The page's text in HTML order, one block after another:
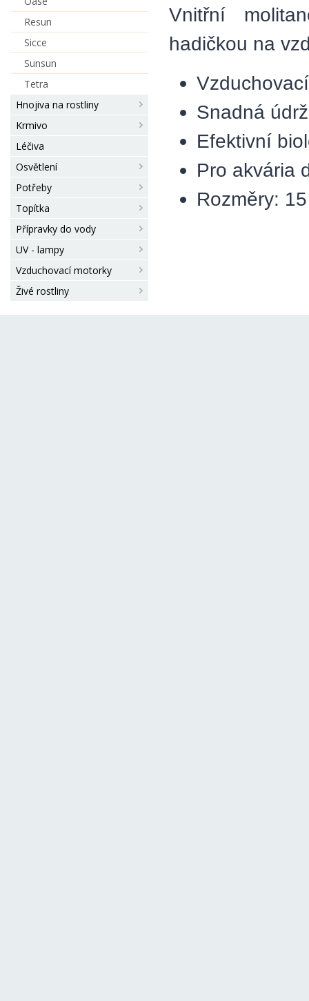
Resun
Sicce
Sunsun
Tetra
Hnojiva na rostliny
Krmivo
Léčiva
Osvětlení
Potřeby
Topítka
Přípravky do vody
UV - lampy
Vzduchovací motorky
Živé rostliny
Vnitřní
hadičkou na
Snadná
Efektivní
Pro akvária
Rozměry: